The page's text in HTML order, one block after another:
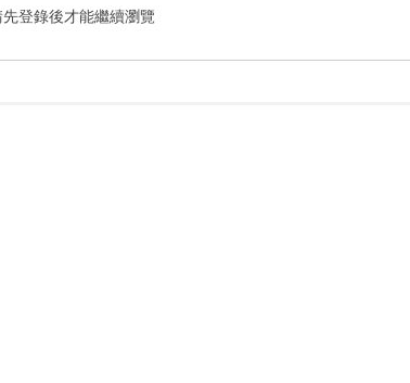
索
先登錄後才能繼續瀏覽